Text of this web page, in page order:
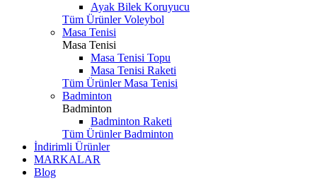
Ayak Bilek Koruyucu
Tüm Ürünler Voleybol
Masa Tenisi
Masa Tenisi
Masa Tenisi Topu
Masa Tenisi Raketi
Tüm Ürünler Masa Tenisi
Badminton
Badminton
Badminton Raketi
Tüm Ürünler Badminton
İndirimli Ürünler
MARKALAR
Blog